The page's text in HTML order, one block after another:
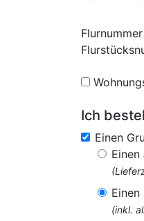
Ich
Einen
Einen
(inkl.